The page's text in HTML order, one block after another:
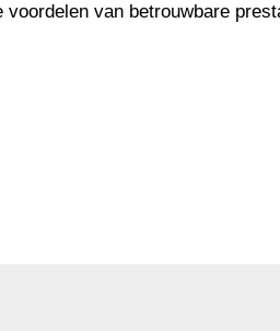
voordelen van betrouwbare